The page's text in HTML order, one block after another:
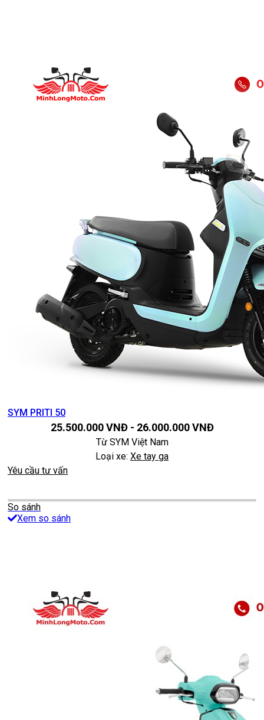
SYM PRITI 50
25.500.000VNĐ- 26.000.000VNĐ
Từ SYM Việt Nam
Loại xe: Xe tay ga
Yêu cầu tư vấn
So sánh
Xem so sánh